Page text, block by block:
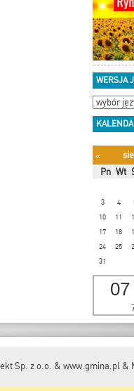
WERSJA
«
Pn Wt
3
4
10
11
17
18
24
25
31
07
Sp. z o.o. & www.gmina.pl &